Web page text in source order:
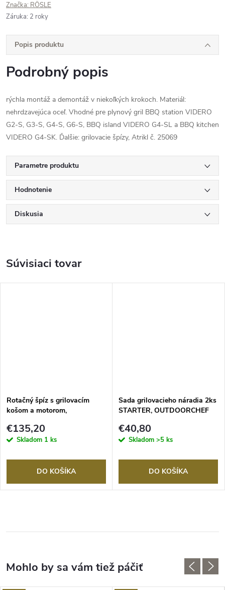
Značka: RÖSLE
Záruka: 2 roky
Popis produktu
Podrobný popis
rýchla montáž a demontáž v niekoľkých krokoch. Materiál:
nehrdzavejúca oceľ. Vhodné pre plynový gril BBQ station VIDERO
G2-S, G3-S, G4-S, G6-S, BBQ island VIDERO G4-SL a BBQ kitchen
VIDERO G4-SK. Ďalšie: grilovacie špízy, Atrikl č. 25069
Parametre produktu
Hodnotenie
Diskusia
Súvisiaci tovar
Rotačný špíz s grilovacím
košom a motorom,
€135,20
Skladom 1 ks
DO KOŠÍKA
Sada grilovacieho náradia 2ks
STARTER, OUTDOORCHEF
€40,80
Skladom >5 ks
DO KOŠÍKA